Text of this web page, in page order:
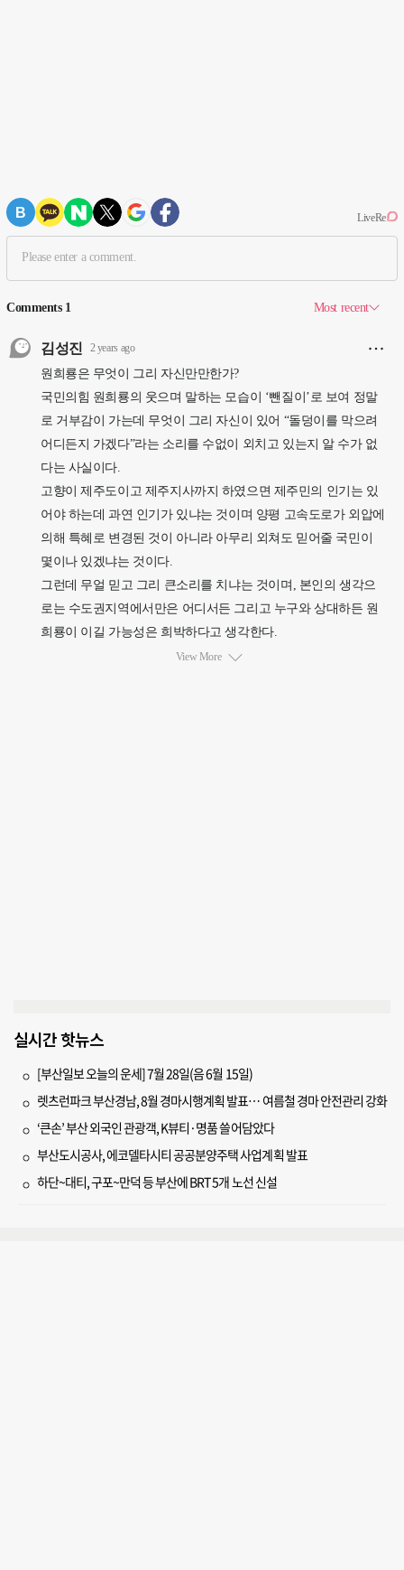
실시간 핫뉴스
[부산일보 오늘의 운세] 7월 28일(음 6월 15일)
렛츠런파크 부산경남, 8월 경마시행계획 발표… 여름철 경마 안전관리 강화
‘큰손’ 부산 외국인 관광객, K뷰티·명품 쓸어담았다
부산도시공사, 에코델타시티 공공분양주택 사업계획 발표
하단~대티, 구포~만덕 등 부산에 BRT 5개 노선 신설